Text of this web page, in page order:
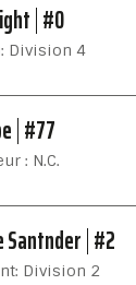
#0
Division 4
#77
: N.C.
Santnder #2
Division 2